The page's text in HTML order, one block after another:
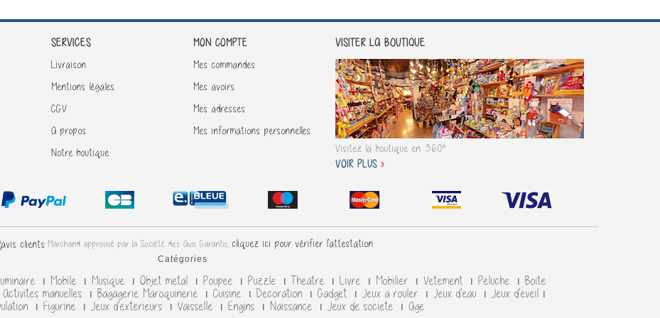
SERVICES
Livraison
Mentions légales
CGV
A propos
Notre boutique
MON COMPTE
Mes commandes
Mes avoirs
Mes adresses
Mes informations personnelles
VISITER LA BOUTIQUE
Visitez la boutique en 360°
VOIR PLUS
Marchand approuvé par la Société des Avis Garantis, cliquez ici pour vérifier l'attestation
Catégories
Mobile Musique Objet metal Poupee Puzzle Theatre Livre Mobilier Vetement Peluche
Boite
Activites manuelles Bagagerie Maroquinerie Cuisine Decoration Gadget Jeux a rouler Jeux d'eau
Jeux d'eveil
Figurine Jeux d'exterieurs Vaisselle Engins Naissance Jeux de societe Age